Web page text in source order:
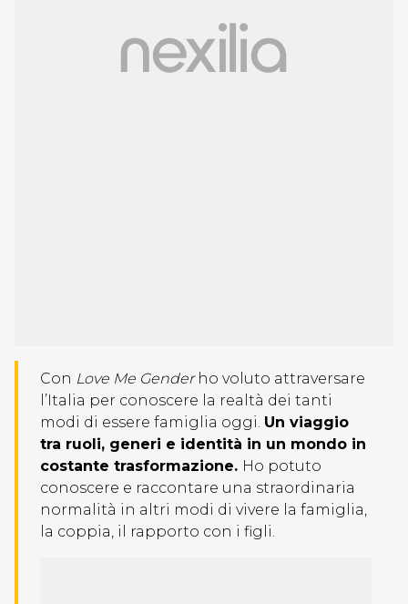
Con Love Me Genderho voluto attraversare
l’Italia per conoscere la realtà dei tanti
modi di essere famiglia oggi. Un viaggio
tra ruoli, generi e identità in un mondo in
costante trasformazione. Ho potuto
conoscere e raccontare una straordinaria
normalità in altri modi di vivere la famiglia,
la coppia, il rapporto con i figli.